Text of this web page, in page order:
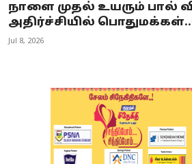
நாளை முதல் உயரும் பால்
அதிர்ச்சியில்
Jul 8, 2026